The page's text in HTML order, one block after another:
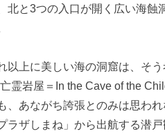
北と3つの入口が開く広い海
以上に美しい海の洞窟は、そ
霊岩屋＝In the Cave of the
、あながち誇張とのみは思わ
ラザしまね」から出航する潜戸